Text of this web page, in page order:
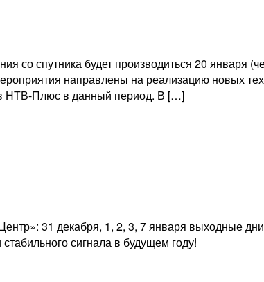
спутника будет производиться 20 января
направлены на реализацию новых
НТВ-Плюс в данный период. В […]
31 декабря, 1, 2, 3, 7 января выходные
сигнала в будущем году!